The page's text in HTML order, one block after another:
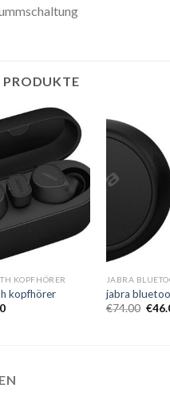
KOPFHÖRER
kopfhörer
JABRA
jabra
€74.00 €